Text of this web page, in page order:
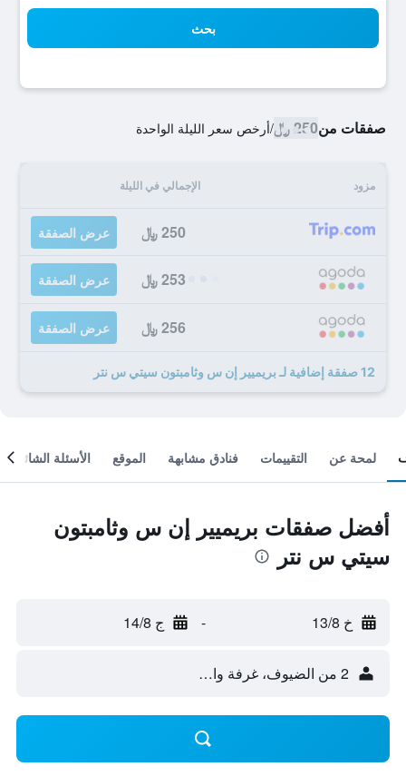
بحث
صفقات من250 ﷼ /أرخص سعر الليلة الواحدة
مزود الإجمالي في الليلة
250 ﷼ عرض الصفقة
253 ﷼ عرض الصفقة
256 ﷼ عرض الصفقة
12 صفقة إضافية لـ بريميير إن س وثامبتون سيتي س نتر
لمحة عن التقييمات فنادق مشابهة الموقع الأسئلة الشائعة
أفضل صفقات بريميير إن س وثامبتون
سيتي س نتر
خ 13/8 - ج 14/8
2 من الضيوف، غرفة واحدة